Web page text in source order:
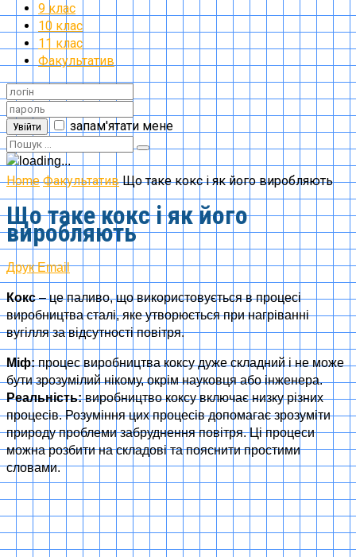
9 клас
10 клас
11 клас
Факультатив
Увійти запам'ятати мене
Home Факультатив Що таке кокс і як його виробляють
Що таке кокс і як його
виробляють
Друк Email
Кокс– це паливо, що використовується в процесі
виробництва сталі, яке утворюється при нагріванні
вугілля за відсутності повітря.
Міф:процес виробництва коксу дуже складний і не може
бути зрозумілий нікому, окрім науковця або інженера.
Реальність:виробництво коксу включає низку різних
процесів. Розуміння цих процесів допомагає зрозуміти
природу проблеми забруднення повітря. Ці процеси
можна розбити на складові та пояснити простими
словами.